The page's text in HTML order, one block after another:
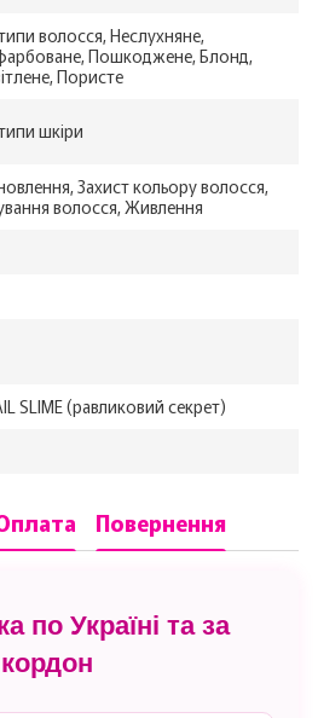
волосся, Неслухняне,
Пошкоджене, Блонд,
Пористе
шкіри
Захист кольору волосся,
волосся, Живлення
SLIME (равликовий секрет)
Повернення
по Україні та за
кордон